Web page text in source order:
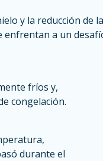
y la reducción de la
enfrentan a un
fríos y,
congelación.
durante el